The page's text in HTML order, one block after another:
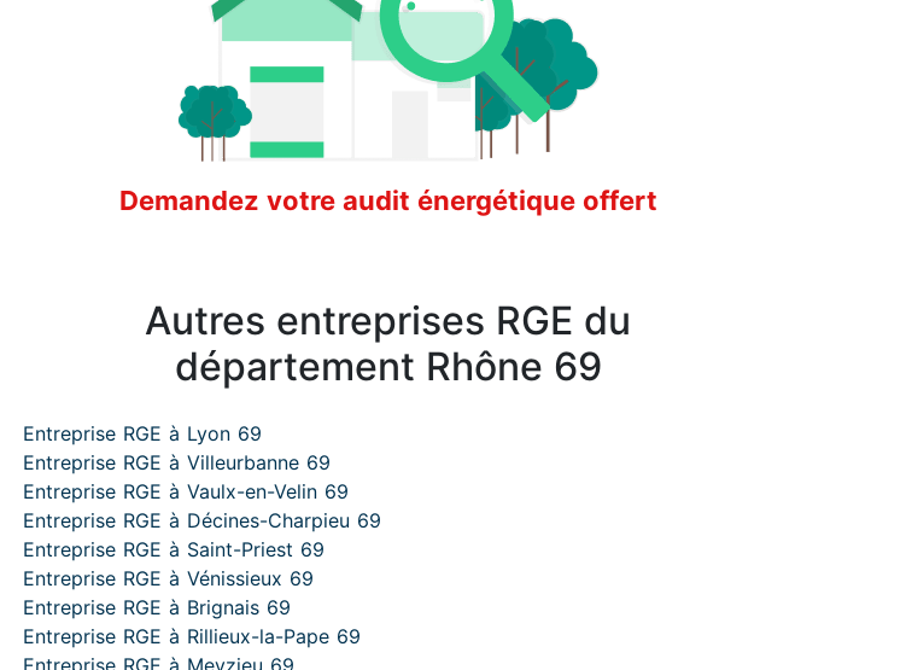
Demandez votre audit énergétique offert
Autres entreprises RGE du
département Rhône 69
Entreprise RGE à Lyon 69
Entreprise RGE à Villeurbanne 69
Entreprise RGE à Vaulx-en-Velin 69
Entreprise RGE à Décines-Charpieu 69
Entreprise RGE à Saint-Priest 69
Entreprise RGE à Vénissieux 69
Entreprise RGE à Brignais 69
Entreprise RGE à Rillieux-la-Pape 69
Entreprise RGE à Meyzieu 69